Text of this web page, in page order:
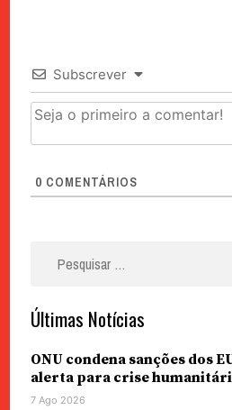
Subscrever
0 COMENTÁRIOS
Últimas Notícias
ONU condena sanções dos
alerta para crise
7 Ago 2026